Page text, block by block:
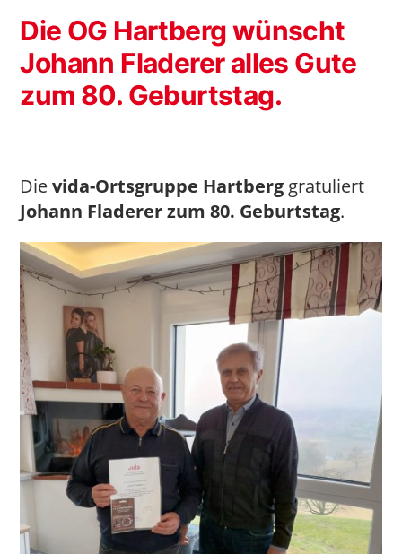
Die OG Hartberg wünscht
Johann Fladerer alles Gute
zum 80. Geburtstag.
Dievida-Ortsgruppe Hartberggratuliert
Johann Fladerer zum 80. Geburtstag.